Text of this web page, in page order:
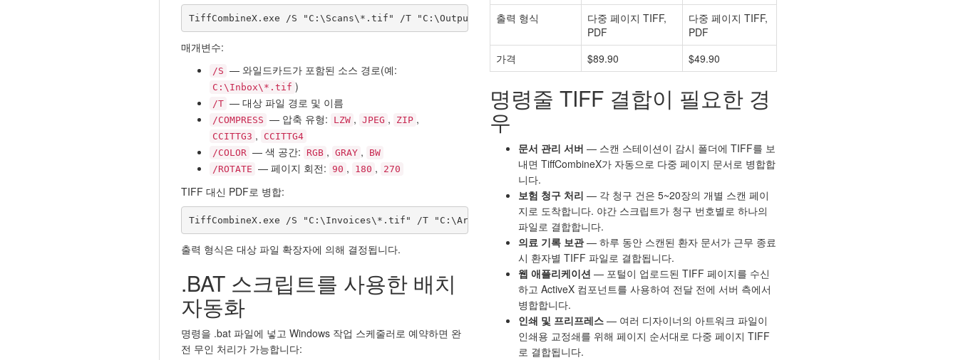
TiffCombineX.exe /S "C:\Scans\*.tif" /T "C:\Output\merged.tif" /COMPRESS LZW
매개변수:
/S — 와일드카드가 포함된 소스 경로(예:
C:\Inbox\*.tif )
/T — 대상 파일 경로 및 이름
/COMPRESS — 압축 유형: LZW , JPEG , ZIP ,
CCITTG3 ,
CCITTG4
/COLOR — 색 공간: RGB , GRAY ,
BW
/ROTATE — 페이지 회전: 90 , 180 , 270
TIFF 대신 PDF로 병합:
TiffCombineX.exe /S "C:\Invoices\*.tif" /T "C:\Archive\invoices.pdf"
출력 형식은 대상 파일 확장자에 의해 결정됩니다.
.BAT 스크립트를 사용한 배치
자동화
명령을 .bat 파일에 넣고 Windows 작업 스케줄러로 예약하면 완
전 무인 처리가 가능합니다:
출력 형식
다중 페이지 TIFF,
PDF
다중 페이지 TIFF,
PDF
가격
$89.90 $49.90
명령줄 TIFF 결합이 필요한 경
우
문서 관리 서버 — 스캔 스테이션이 감시 폴더에 TIFF를 보
내면 TiffCombineX가 자동으로 다중 페이지 문서로 병합합
니다.
보험 청구 처리 — 각 청구 건은 5~20장의 개별 스캔 페이
지로 도착합니다. 야간 스크립트가 청구 번호별로 하나의
파일로 결합합니다.
의료 기록 보관— 하루 동안 스캔된 환자 문서가 근무 종료
시 환자별 TIFF 파일로 결합됩니다.
웹 애플리케이션 — 포털이 업로드된 TIFF 페이지를 수신
하고 ActiveX 컴포넌트를 사용하여 전달 전에 서버 측에서
병합합니다.
인쇄 및 프리프레스 — 여러 디자이너의 아트워크 파일이
인쇄용 교정쇄를 위해 페이지 순서대로 다중 페이지 TIFF
로 결합됩니다.